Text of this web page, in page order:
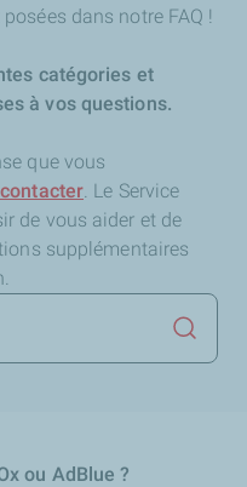
dans notre FAQ !
catégories et
à vos questions.
que vous
. Le Service
de vous aider et de
supplémentaires
ou AdBlue ?